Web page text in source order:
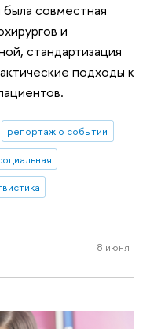
совместная
и
стандартизация
подходы к
репортаж о событии
8 июня